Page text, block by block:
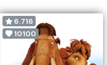
6.716
10100